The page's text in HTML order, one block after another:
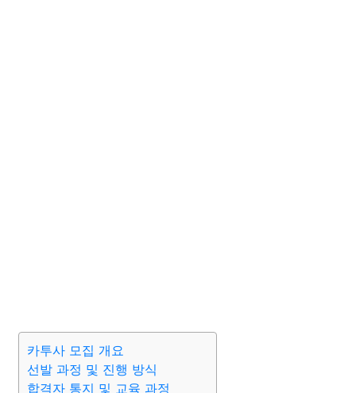
카투사 모집 개요
선발 과정 및 진행 방식
합격자 통지 및 교육 과정